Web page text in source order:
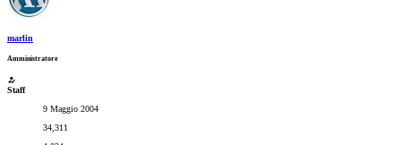
marlin
Amministratore
Staff
9 Maggio 2004
34,311